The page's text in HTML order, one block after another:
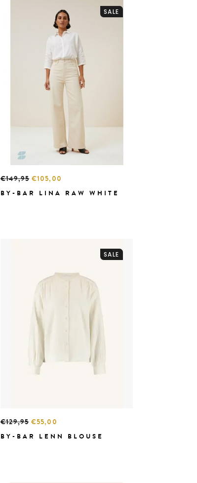
SALE
€149,95€105,00
BY-BAR LINA RAW WHITE
SALE
€129,95€55,00
BY-BAR LENN BLOUSE